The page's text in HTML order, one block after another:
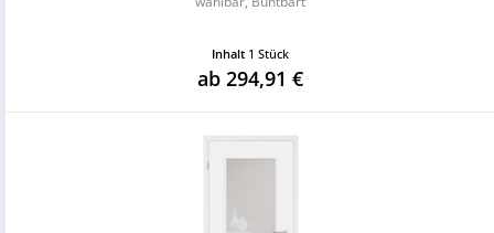
Inhalt 1 Stück
ab 294,91 €